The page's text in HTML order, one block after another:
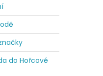
do Hořcové